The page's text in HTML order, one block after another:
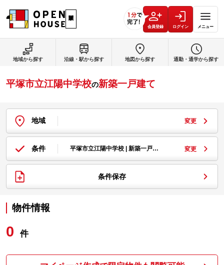
会員登録 ログイン メニュー
平塚市立江陽中学校の新築一戸建て
地域 変更
条件 平塚市立江陽中学校 | 新築一戸… 変更
条件保存
物件情報
0 件
地域から探す 沿線・駅から探す 地図から探す 通勤・通学から探す